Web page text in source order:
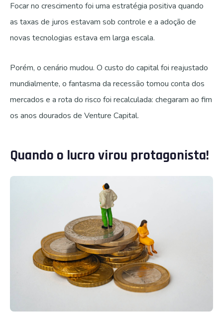
Focar no crescimento foi uma estratégia positiva quando
as taxas de juros estavam sob controle e a adoção de
novas tecnologias estava em larga escala.
Porém, o cenário mudou. O custo do capital foi reajustado
mundialmente, o fantasma da recessão tomou conta dos
mercados e a rota do risco foi recalculada: chegaram ao fim
os anos dourados de Venture Capital.
Quando o lucro virou protagonista!